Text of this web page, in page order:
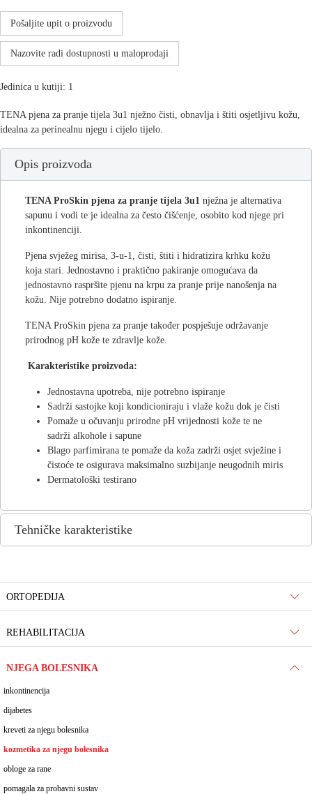
ORTOPEDIJA
REHABILITACIJA
NJEGA BOLESNIKA
inkontinencija
dijabetes
kreveti za njegu bolesnika
kozmetika za njegu bolesnika
obloge za rane
pomagala za probavni sustav
Pošaljite upit o proizvodu
Nazovite radi dostupnosti u maloprodaji
Jedinica u kutiji: 1
TENA pjena za pranje tijela 3u1 nježno čisti, obnavlja i štiti osjetljivu kožu,
idealna za perinealnu njegu i cijelo tijelo.
Opis proizvoda
TENA ProSkin pjena za pranje tijela 3u1 nježna je alternativa
sapunu i vodi te je idealna za često čišćenje, osobito kod njege pri
inkontinenciji.
Pjena svježeg mirisa, 3-u-1, čisti, štiti i hidratizira krhku kožu
koja stari. Jednostavno i praktično pakiranje omogućava da
jednostavno raspršite pjenu na krpu za pranje prije nanošenja na
kožu. Nije potrebno dodatno ispiranje.
TENA ProSkin pjena za pranje također pospješuje održavanje
prirodnog pH kože te zdravlje kože.
Karakteristike proizvoda:
Jednostavna upotreba, nije potrebno ispiranje
Sadrži sastojke koji kondicioniraju i vlaže kožu dok je čisti
Pomaže u očuvanju prirodne pH vrijednosti kože te ne
sadrži alkohole i sapune
Blago parfimirana te pomaže da koža zadrži osjet svježine i
čistoće te osigurava maksimalno suzbijanje neugodnih miris
Dermatološki testirano
Tehničke karakteristike